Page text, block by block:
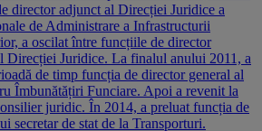
director adjunct al Direcției Juridice a
de Administrare a Infrastructurii
a oscilat între funcțiile de director
Direcției Juridice. La finalul anului 2011, a
de timp funcția de director general al
Îmbunătățiri Funciare. Apoi a revenit la
juridic. În 2014, a preluat funcția de
secretar de stat de la Transporturi.